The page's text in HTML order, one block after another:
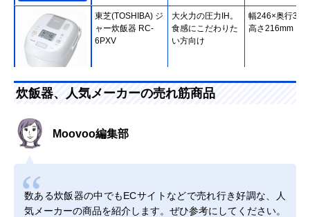
楽天市場で見る
東芝(TOSHIBA) ジ
ャー炊飯器 RC-
6PXV
大火力の圧力IH。
食感にこだわりた
い方向け
幅246×奥行
高さ216mm
Amazonで見る
象印マホービン
豪熱沸とうIHでう
約幅25.5×奥行
炊飯器、人気メーカーの売れ筋商品
Moovoo編集部
数ある炊飯器の中でもECサイトなどで売れ行き好調な、人
気メーカーの商品を紹介します。ぜひ参考にしてください。